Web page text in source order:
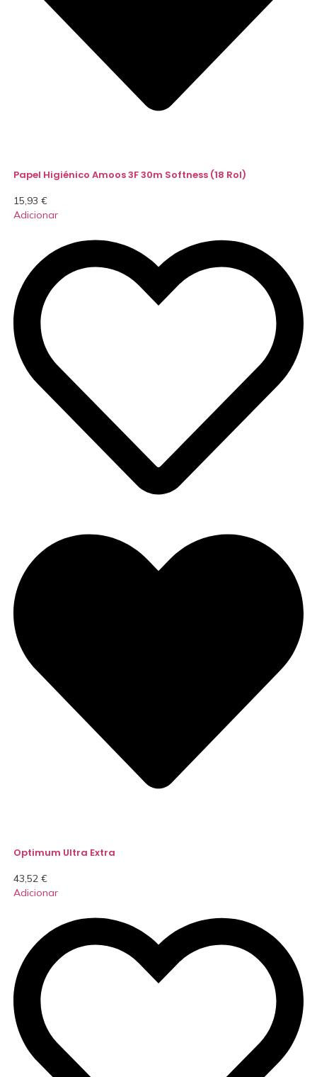
Papel Higiénico Amoos 3F 30m Softness (18 Rol)
15,93 €
Adicionar
Optimum Ultra Extra
43,52 €
Adicionar